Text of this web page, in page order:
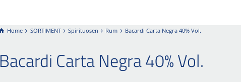
Home SORTIMENT Spirituosen Rum Bacardi Carta Negra 40% Vol.
Bacardi Carta Negra 40% Vol.